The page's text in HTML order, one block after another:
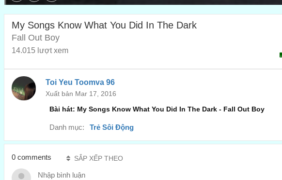
My Songs Know What You Did In The Dark
Fall Out Boy
14.015 lượt xem
Toi Yeu Toomva 96
Xuất bản Mar 17, 2016
Bài hát: My Songs Know What You Did In The Dark - Fall Out Boy
Danh mục: Trẻ Sôi Động
0 comments SẮP XẾP THEO